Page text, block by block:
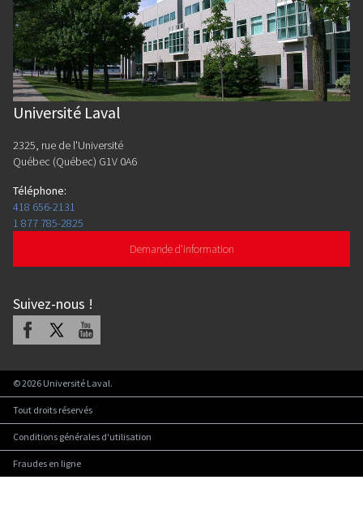
Université Laval
2325, rue de l'Université
Québec (Québec) G1V 0A6
Téléphone:
418 656-2131
1 877 785-2825
Demande d'information
Suivez-nous !
Facebook Youtube
©2026 Université Laval.
Tout droits réservés
Conditions générales d'utilisation
Fraudes en ligne